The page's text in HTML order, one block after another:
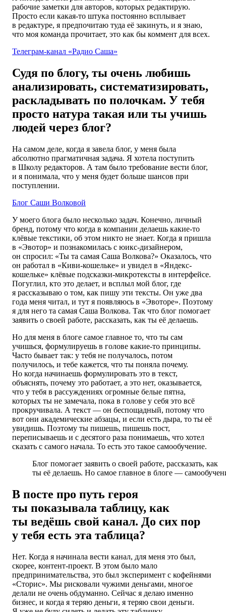
рабочие заметки для авторов, которых редактирую.
Просто если какая-то штука постоянно всплывает
в редактуре, я предпочитаю туда её закинуть, и я знаю,
что моя команда прочитает, это как бы коммент для всех.
Телеграм-канал «Радио Саша»
Судя по блогу, ты очень любишь
анализировать, систематизировать,
раскладывать по полочкам. У тебя
просто натура такая или ты учишь
людей через блог?
На самом деле, когда я завела блог, у меня была
абсолютно прагматичная задача. Я хотела поступить
в Школу редакторов. А там было требование вести блог,
и я понимала, что у меня будет больше шансов при
поступлении.
Блог Саши Волковой
У моего блога было несколько задач. Конечно, личный
бренд, потому что когда в компании делаешь какие-то
клёвые текстики, об этом никто не знает. Когда я пришла
в «Эвотор» и познакомилась с юикс-дизайнером,
он спросил: «Ты та самая Саша Волкова?» Оказалось, что
он работал в «Киви-кошельке» и увидел в «Яндекс-
кошельке» клёвые подсказки-микротексты в интерфейсе.
Погуглил, кто это делает, и всплыл мой блог, где
я рассказываю о том, как пишу эти тексты. Он уже два
года меня читал, и тут я появляюсь в «Эвоторе». Поэтому
я для него та самая Саша Волкова. Так что блог помогает
заявить о своей работе, рассказать, как ты её делаешь.
Но для меня в блоге самое главное то, что ты сам
учишься, формулируешь в голове какие-то принципы.
Часто бывает так: у тебя не получалось, потом
получилось, и тебе кажется, что ты поняла почему.
Но когда начинаешь формулировать это в текст,
объяснять, почему это работает, а это нет, оказывается,
что у тебя в рассуждениях огромные белые пятна,
которых ты не замечала, пока в голове у себя это всё
прокручивала. А текст — он беспощадный, потому что
вот они академические абзацы, и если есть дыра, то ты её
увидишь. Поэтому ты пишешь, пишешь пост,
переписываешь и с десятого раза понимаешь, что хотел
сказать с самого начала. То есть это такое самообучение.
Блог помогает заявить о своей работе, рассказать, как
ты её делаешь. Но самое главное в блоге —
В посте про путь героя
ты показывала таблицу, как
ты ведёшь свой канал. До сих пор
у тебя есть эта таблица?
Нет. Когда я начинала вести канал, для меня это был,
скорее, контент-проект. В этом было мало
предпринимательства, это был эксперимент с кофейнями
«Сторис». Мы рисковали чужими деньгами, многое
делали не очень обдуманно. Сейчас я делаю именно
бизнес, и когда я теряю деньги, я теряю свои деньги.